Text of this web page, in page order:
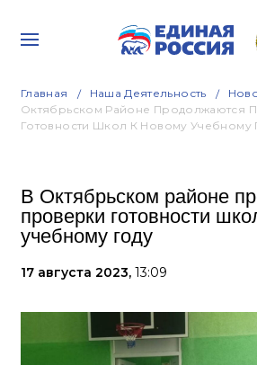
Главная Наша Деятельность
Октябрьском Районе Продолжаются
Готовности Школ К Новому Учебному
В Октябрьском районе
проверки готовности
учебному году
17 августа 2023, 13:09